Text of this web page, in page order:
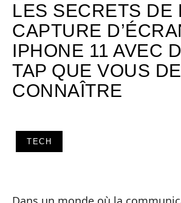
LES SECRETS DE
CAPTURE
IPHONE 11 AVEC
TAP QUE VOUS
CONNAÎTRE
TECH